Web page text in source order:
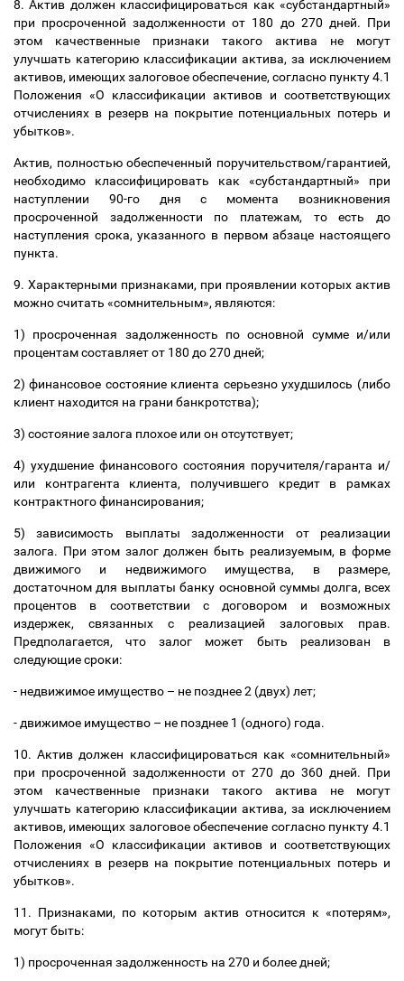
8. Актив должен классифицироваться как «субстандартный»
при просроченной задолженности от 180 до 270 дней. При
этом качественные признаки такого актива не могут
улучшать категорию классификации актива, за исключением
активов, имеющих залоговое обеспечение, согласно пункту 4.1
Положения «О классификации активов и соответствующих
отчислениях в резерв на покрытие потенциальных потерь и
убытков».
Актив, полностью обеспеченный поручительством/гарантией,
необходимо классифицировать как «субстандартный» при
наступлении 90-го дня с момента возникновения
просроченной задолженности по платежам, то есть до
наступления срока, указанного в первом абзаце настоящего
пункта.
9. Характерными признаками, при проявлении которых актив
можно считать «сомнительным», являются:
1) просроченная задолженность по основной сумме и/или
процентам составляет от 180 до 270 дней;
2) финансовое состояние клиента серьезно ухудшилось (либо
клиент находится на грани банкротства);
3) состояние залога плохое или он отсутствует;
4) ухудшение финансового состояния поручителя/гаранта и/
или контрагента клиента, получившего кредит в рамках
контрактного финансирования;
5) зависимость выплаты задолженности от реализации
залога. При этом залог должен быть реализуемым, в форме
движимого и недвижимого имущества, в размере,
достаточном для выплаты банку основной суммы долга, всех
процентов в соответствии с договором и возможных
издержек, связанных с реализацией залоговых прав.
Предполагается, что залог может быть реализован в
следующие сроки:
- недвижимое имущество – не позднее 2 (двух) лет;
- движимое имущество – не позднее 1 (одного) года.
10. Актив должен классифицироваться как «сомнительный»
при просроченной задолженности от 270 до 360 дней. При
этом качественные признаки такого актива не могут
улучшать категорию классификации актива, за исключением
активов, имеющих залоговое обеспечение согласно пункту 4.1
Положения «О классификации активов и соответствующих
отчислениях в резерв на покрытие потенциальных потерь и
убытков».
11. Признаками, по которым актив относится к «потерям»,
могут быть:
1) просроченная задолженность на 270 и более дней;